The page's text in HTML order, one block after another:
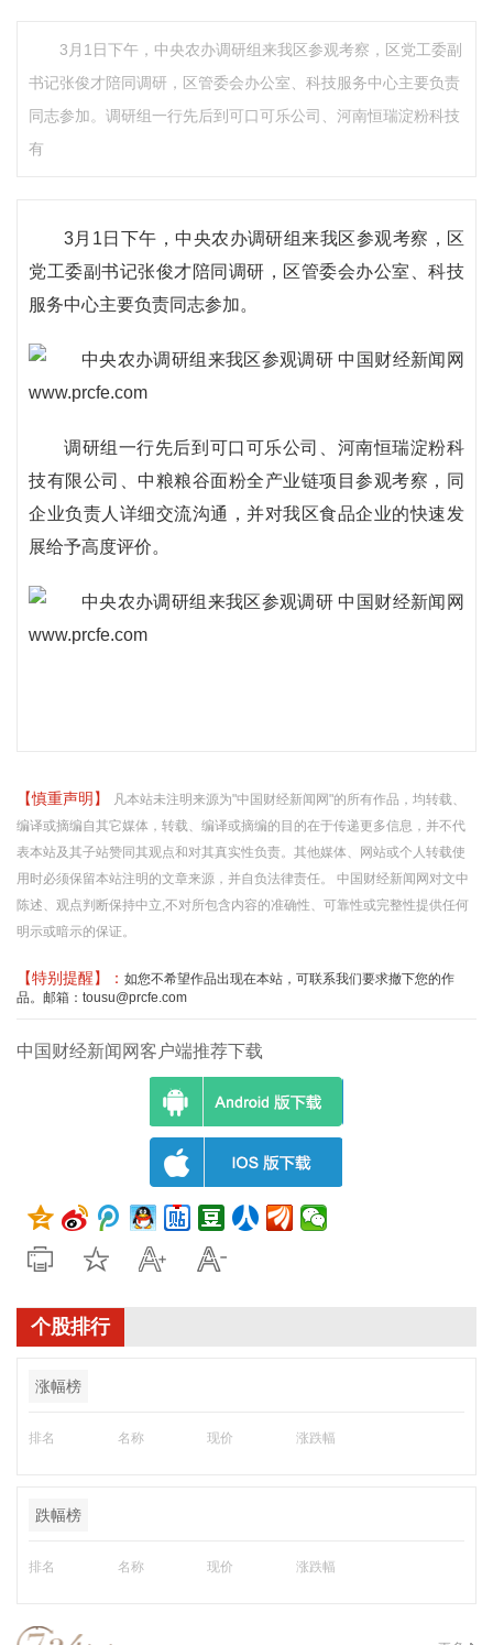
3月1日下午，中央农办调研组来我区参观考察，区党工委副
书记张俊才陪同调研，区管委会办公室、科技服务中心主要负责
同志参加。调研组一行先后到可口可乐公司、河南恒瑞淀粉科技
有
3月1日下午，中央农办调研组来我区参观考察，区
党工委副书记张俊才陪同调研，区管委会办公室、科技
服务中心主要负责同志参加。
调研组一行先后到可口可乐公司、河南恒瑞淀粉科
技有限公司、中粮粮谷面粉全产业链项目参观考察，同
企业负责人详细交流沟通，并对我区食品企业的快速发
展给予高度评价。
【慎重声明】
凡本站未注明来源为"中国财经新闻网"的所有作品，均转载、
编译或摘编自其它媒体，转载、编译或摘编的目的在于传递更多信息，并不代
表本站及其子站赞同其观点和对其真实性负责。其他媒体、网站或个人转载使
用时必须保留本站注明的文章来源，并自负法律责任。 中国财经新闻网对文中
陈述、观点判断保持中立,不对所包含内容的准确性、可靠性或完整性提供任何
明示或暗示的保证。
【特别提醒】： 如您不希望作品出现在本站，可联系我们要求撤下您的作
品。邮箱：tousu@prcfe.com
中国财经新闻网客户端推荐下载
个股排行
涨幅榜
排名 名称 现价 涨跌幅
跌幅榜
排名 名称 现价 涨跌幅